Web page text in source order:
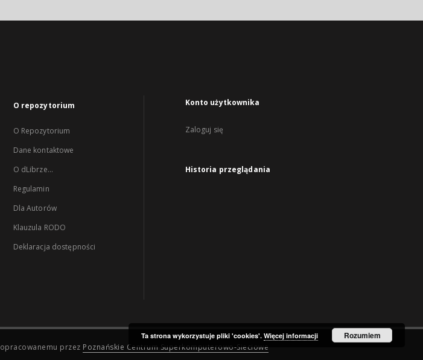
O repozytorium
O Repozytorium
Dane kontaktowe
O dLibrze...
Regulamin
Dla Autorów
Klauzula RODO
Deklaracja dostępności
Konto użytkownika
Zaloguj się
Historia przeglądania
opracowanemu przez Poznańskie Centrum Superkomputerowo-Sieciowe
Ta strona wykorzystuje pliki 'cookies'. Więcej informacji Rozumiem